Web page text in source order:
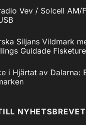
Vev / Solcell AM/
Siljans Vildmark
Guidade
i Hjärtat av Dalarna:
NYHETSBREVET